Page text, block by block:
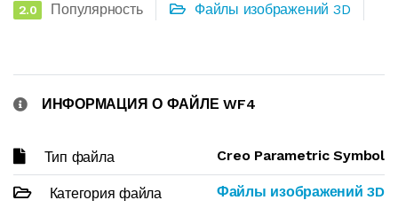
2.0 Популярность Файлы изображений 3D
ИНФОРМАЦИЯ О ФАЙЛЕ WF4
Тип файла Creo Parametric Symbol
Категория файла Файлы изображений 3D